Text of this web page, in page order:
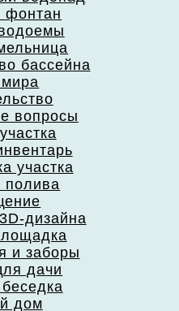
фонтан
бассейна
вопросы
участка
полива
дизайна
и заборы
дачи
дом